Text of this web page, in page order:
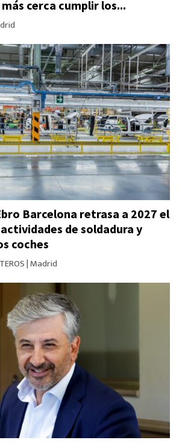
cerca cumplir los...
Barcelona retrasa a 2027 el
de soldadura y
coches
|Madrid